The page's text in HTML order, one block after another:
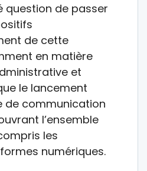
question de passer
de cette
en matière
et
le lancement
de communication
l’ensemble
les
numériques.